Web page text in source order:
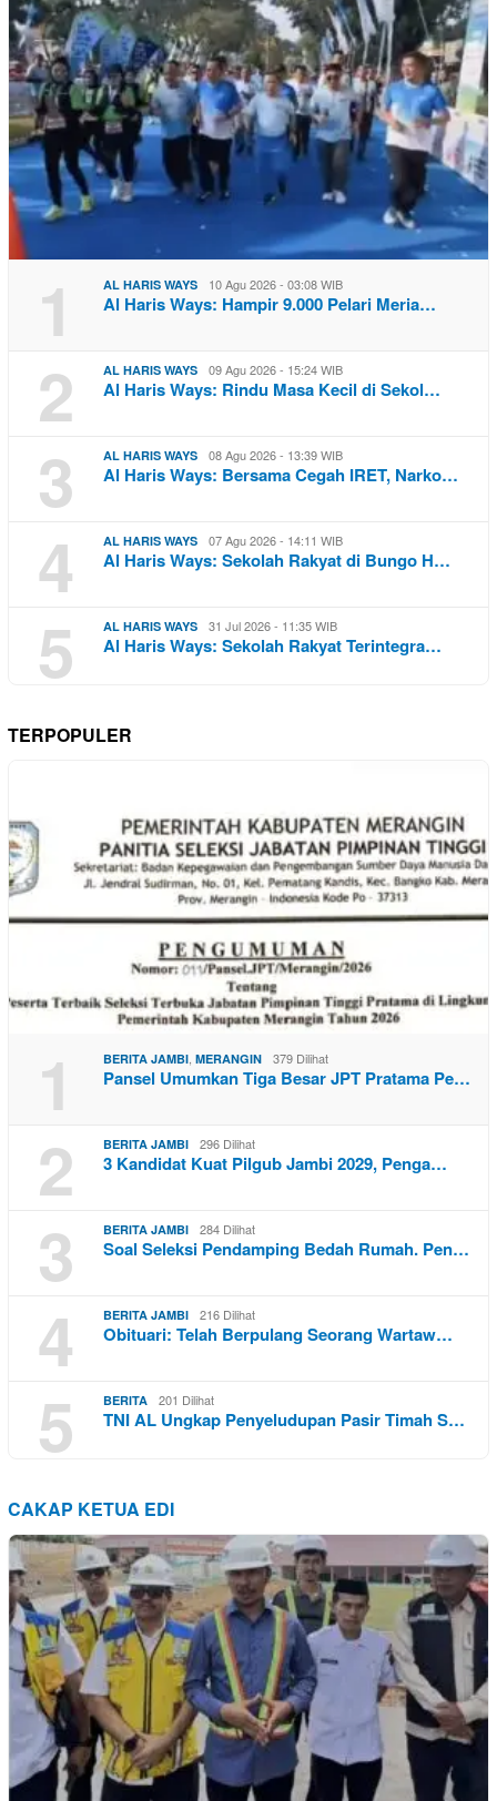
1 AL HARIS WAYS 10 Agu 2026 - 03:08 WIB
Al Haris Ways: Hampir 9.000 Pelari Meria…
2 AL HARIS WAYS 09 Agu 2026 - 15:24 WIB
Al Haris Ways: Rindu Masa Kecil di Sekol…
3 AL HARIS WAYS 08 Agu 2026 - 13:39 WIB
Al Haris Ways: Bersama Cegah IRET, Narko…
4 AL HARIS WAYS 07 Agu 2026 - 14:11 WIB
Al Haris Ways: Sekolah Rakyat di Bungo H…
5 AL HARIS WAYS 31 Jul 2026 - 11:35 WIB
Al Haris Ways: Sekolah Rakyat Terintegra…
TERPOPULER
1 BERITA JAMBI, MERANGIN 379 Dilihat
Pansel Umumkan Tiga Besar JPT Pratama Pe…
2 BERITA JAMBI 296 Dilihat
3 Kandidat Kuat Pilgub Jambi 2029, Penga…
3 BERITA JAMBI 284 Dilihat
Soal Seleksi Pendamping Bedah Rumah. Pen…
4 BERITA JAMBI 216 Dilihat
Obituari: Telah Berpulang Seorang Wartaw…
5 BERITA 201 Dilihat
TNI AL Ungkap Penyeludupan Pasir Timah S…
CAKAP KETUA EDI